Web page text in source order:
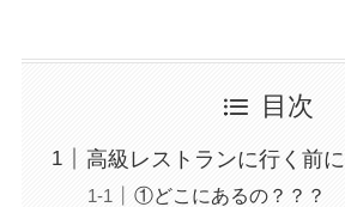
目次
高級レストランに行く前に
①どこにあるの？？？